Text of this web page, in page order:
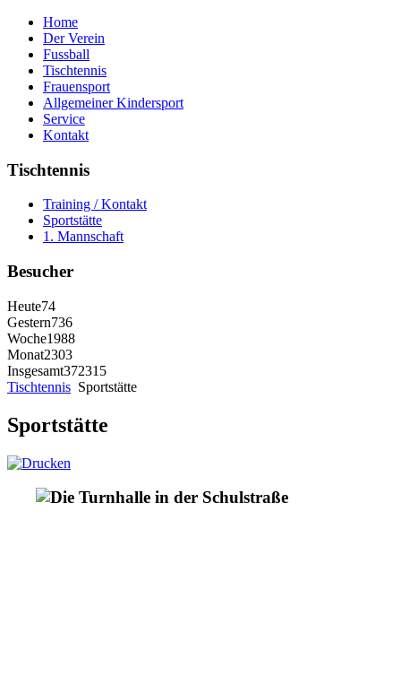
Home
Der Verein
Fussball
Tischtennis
Frauensport
Allgemeiner Kindersport
Service
Kontakt
Tischtennis
Training / Kontakt
Sportstätte
1. Mannschaft
Besucher
Heute74
Gestern736
Woche1988
Monat2303
Insgesamt372315
Tischtennis Sportstätte
Sportstätte